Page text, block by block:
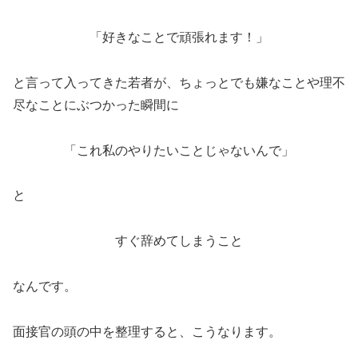
「好きなことで頑張れます！」
と言って入ってきた若者が、ちょっとでも嫌なことや理不
尽なことにぶつかった瞬間に
「これ私のやりたいことじゃないんで」
と
すぐ辞めてしまうこと
なんです。
面接官の頭の中を整理すると、こうなります。